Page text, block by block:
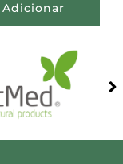
Adicionar